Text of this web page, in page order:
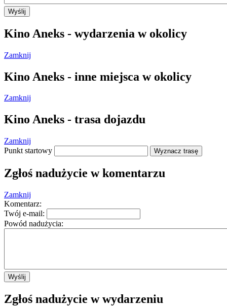
Wyślij
Kino Aneks - wydarzenia w okolicy
Zamknij
Kino Aneks - inne miejsca w okolicy
Zamknij
Kino Aneks - trasa dojazdu
Zamknij
Ta strona nie może poprawnie wczytać Map
Czy jesteś właścicielem tej witryny?
Punkt startowy Wyznacz trasę
Zgłoś nadużycie w komentarzu
Zamknij
Komentarz:
Twój e-mail:
Powód nadużycia:
Wyślij
Zgłoś nadużycie w wydarzeniu